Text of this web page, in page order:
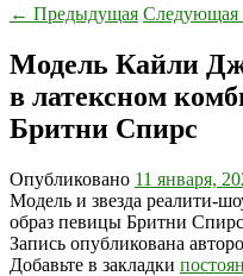
← Предыдущая Следующая
Модель Кайли
в латексном
Бритни Спирс
Опубликовано 11 января,
Модель и звезда реалити-
образ певицы Бритни
Запись опубликована
Добавьте в закладки